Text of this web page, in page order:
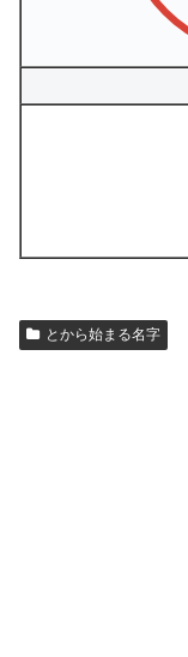
とから始まる名字